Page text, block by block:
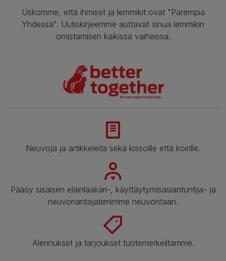
Uskomme, että ihmiset ja lemmikit ovat "Parempia
Yhdessä". Uutiskirjeemme auttavat sinua lemmikin
omistamisen kaikissa vaiheissa.
Neuvoja ja artikkeleita sekä kissoille että koirille.
Pääsy sisäisen eläinlääkäri-, käyttäytymisasiantuntija- ja
neuvonantajatiimimme neuvontaan.
Alennukset ja tarjoukset tuotemerkeiltämme.